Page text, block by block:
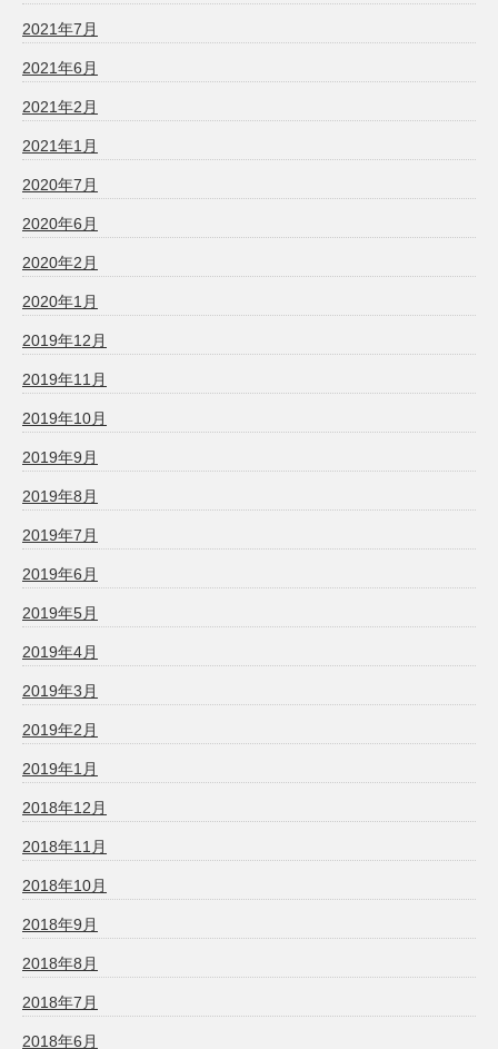
2021年7月
2021年6月
2021年2月
2021年1月
2020年7月
2020年6月
2020年2月
2020年1月
2019年12月
2019年11月
2019年10月
2019年9月
2019年8月
2019年7月
2019年6月
2019年5月
2019年4月
2019年3月
2019年2月
2019年1月
2018年12月
2018年11月
2018年10月
2018年9月
2018年8月
2018年7月
2018年6月